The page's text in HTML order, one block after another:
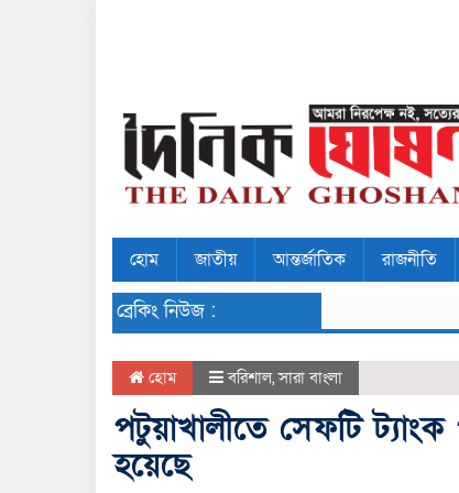
হোম জাতীয় আন্তর্জাতিক রাজনীতি
ব্রেকিং নিউজ :
হোম বরিশাল,সারা বাংলা
পটুয়াখালীতে সেফটি
হয়েছে